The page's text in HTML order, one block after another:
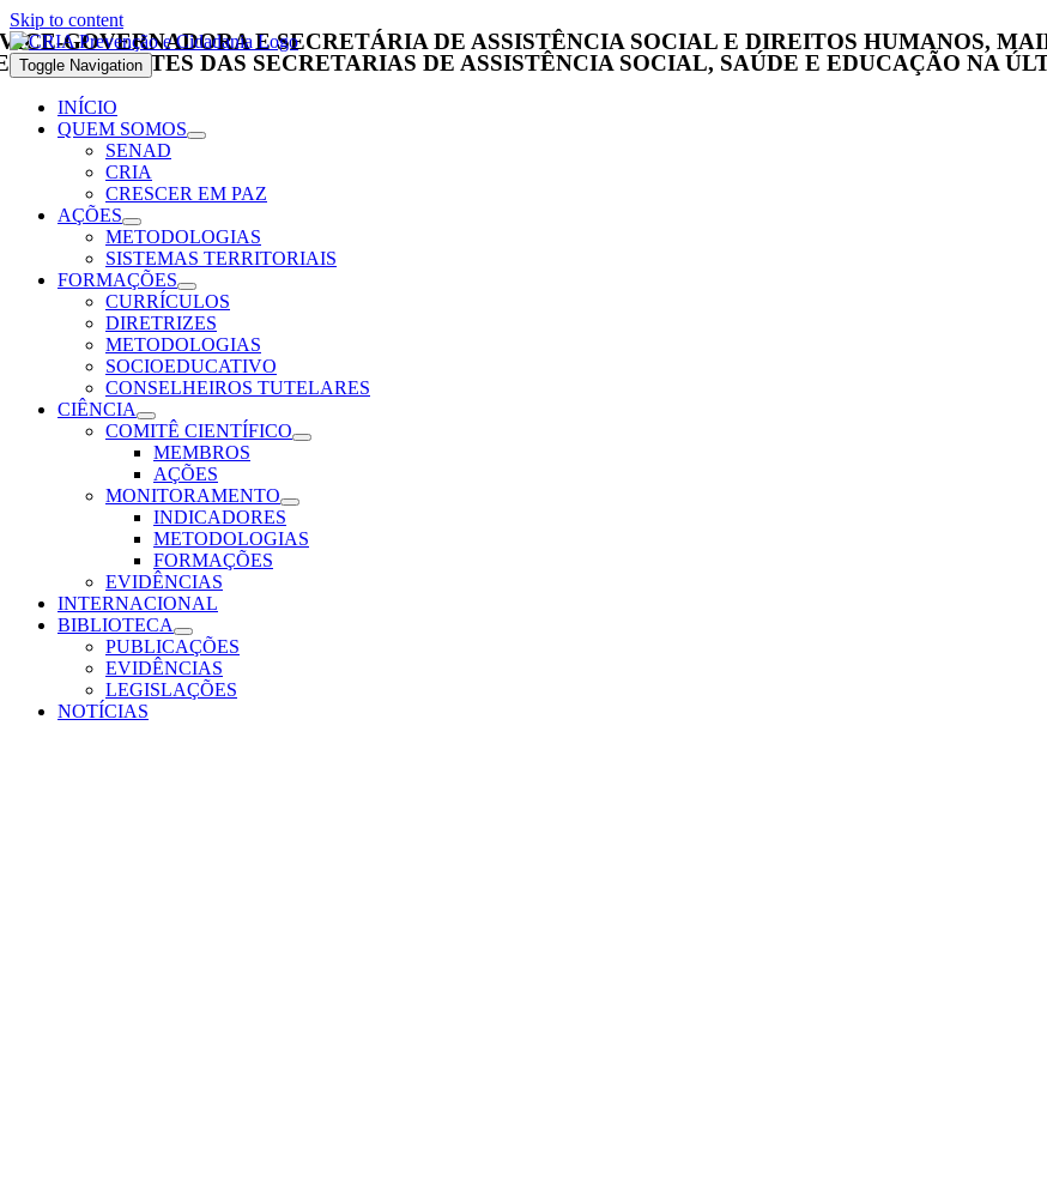
Skip to content
Toggle Navigation
INÍCIO
QUEM SOMOS
SENAD
CRIA
CRESCER EM PAZ
AÇÕES
METODOLOGIAS
SISTEMAS TERRITORIAIS
FORMAÇÕES
CURRÍCULOS
DIRETRIZES
METODOLOGIAS
SOCIOEDUCATIVO
CONSELHEIROS TUTELARES
CIÊNCIA
COMITÊ CIENTÍFICO
MEMBROS
AÇÕES
MONITORAMENTO
INDICADORES
METODOLOGIAS
FORMAÇÕES
EVIDÊNCIAS
INTERNACIONAL
BIBLIOTECA
PUBLICAÇÕES
EVIDÊNCIAS
LEGISLAÇÕES
NOTÍCIAS
GOVERNADORA E SECRETÁRIA DE ASSISTÊNCIA SOCIAL E DIREITOS HUMANOS,
DAS SECRETARIAS DE ASSISTÊNCIA SOCIAL, SAÚDE E EDUCAÇÃO NA